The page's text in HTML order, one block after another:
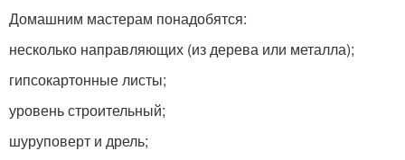
Домашним мастерам понадобятся:
несколько направляющих (из дерева или металла);
гипсокартонные листы;
уровень строительный;
шуруповерт и дрель;